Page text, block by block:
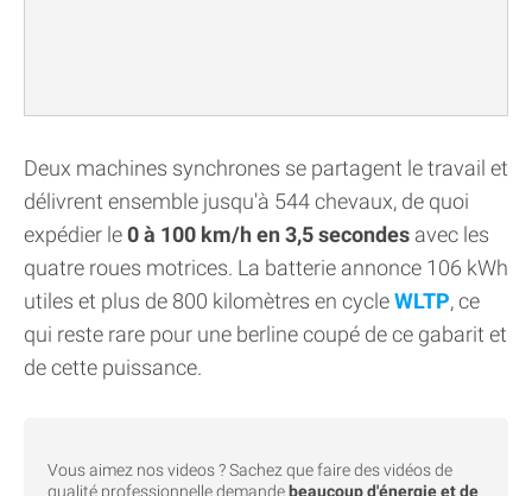
Deux machines synchrones se partagent le travail et
délivrent ensemble jusqu'à 544 chevaux, de quoi
expédier le0 à 100 km/h en 3,5 secondes avec les
quatre roues motrices. La batterie annonce 106 kWh
utiles et plus de 800 kilomètres en cycleWLTP, ce
qui reste rare pour une berline coupé de ce gabarit et
de cette puissance.
Vous aimez nos videos ? Sachez que faire des vidéos de
qualité professionnelle demande beaucoup d'énergie et de